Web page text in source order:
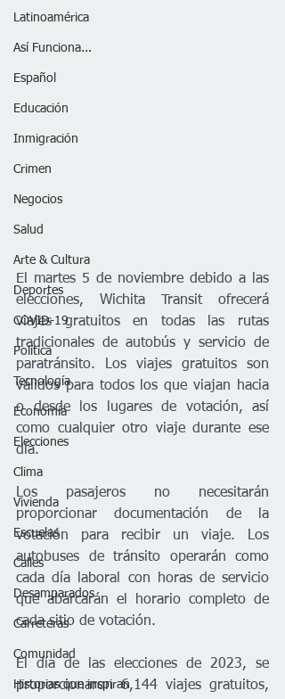
Latinoamérica
Así Funciona...
Español
Educación
Inmigración
Crimen
Negocios
Salud
Arte & Cultura
Deportes
COVID-19
Política
Tecnología
Economía
Elecciones
Clima
Vivienda
Escuelas
Calles
Desamparados
Carreteras
Comunidad
Historias que inspiran
El martes 5 de noviembre debido a las
elecciones, Wichita Transit ofrecerá
viajes gratuitos en todas las rutas
tradicionales de autobús y servicio de
paratránsito. Los viajes gratuitos son
válidos para todos los que viajan hacia
o desde los lugares de votación, así
como cualquier otro viaje durante ese
día.
Los pasajeros no necesitarán
proporcionar documentación de la
votación para recibir un viaje. Los
autobuses de tránsito operarán como
cada día laboral con horas de servicio
que abarcarán el horario completo de
cada sitio de votación.
El día de las elecciones de 2023, se
proporcionaron 6,144 viajes gratuitos,